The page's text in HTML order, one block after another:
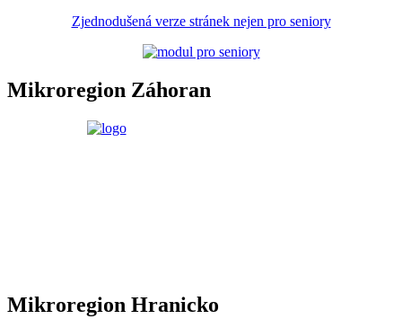
Zjednodušená verze stránek nejen pro seniory
Mikroregion Záhoran
Mikroregion Hranicko